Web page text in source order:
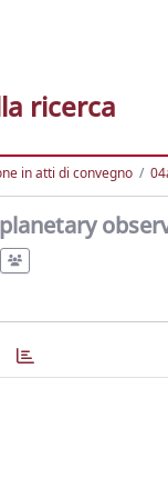
ricerca
in atti di convegno